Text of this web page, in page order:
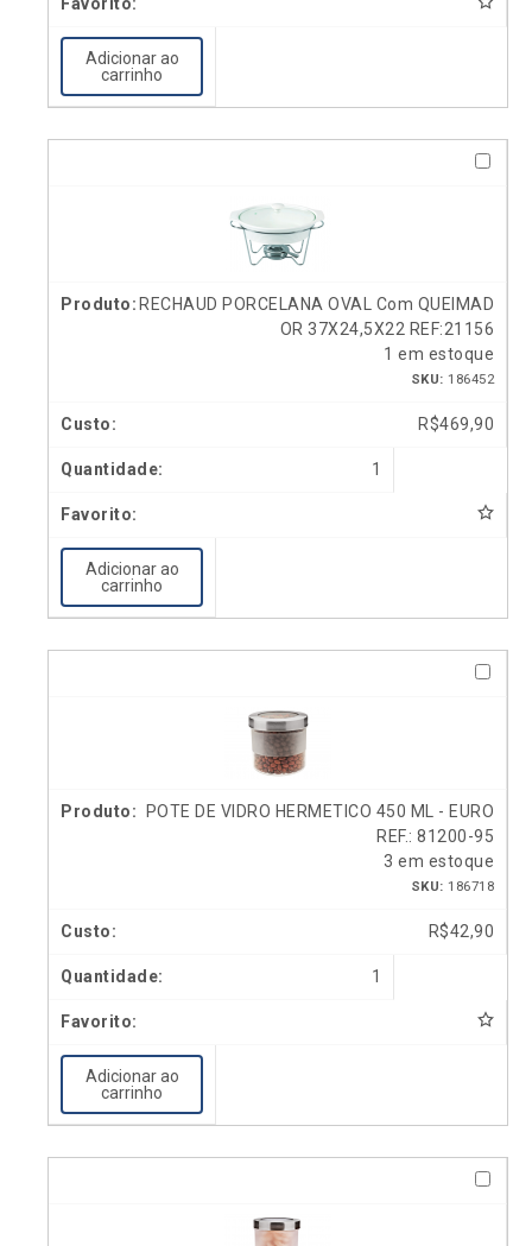
Adicionar ao
carrinho
RECHAUD PORCELANA OVAL Com QUEIMAD
OR 37X24,5X22 REF:21156
1 em estoque
SKU: 186452
R$469,90
1
Adicionar ao
carrinho
POTE DE VIDRO HERMETICO 450 ML - EURO
REF.: 81200-95
3 em estoque
SKU: 186718
R$42,90
1
Adicionar ao
carrinho